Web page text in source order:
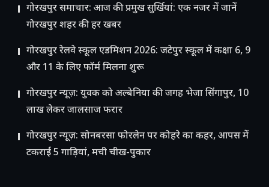
गोरखपुर समाचार: आज की प्रमुख सुर्खियां: एक नजर में जानें
गोरखपुर शहर की हर खबर
गोरखपुर रेलवे स्कूल एडमिशन 2026: जटेपुर स्कूल में कक्षा 6, 9
और 11 के लिए फॉर्म मिलना शुरू
गोरखपुर न्यूज़: युवक को अल्बेनिया की जगह भेजा सिंगापुर, 10
लाख लेकर जालसाज फरार
गोरखपुर न्यूज़: सोनबरसा फोरलेन पर कोहरे का कहर, आपस में
टकराईं 5 गाड़ियां, मची चीख-पुकार